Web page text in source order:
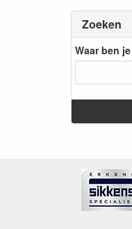
Zoeken
Waar ben